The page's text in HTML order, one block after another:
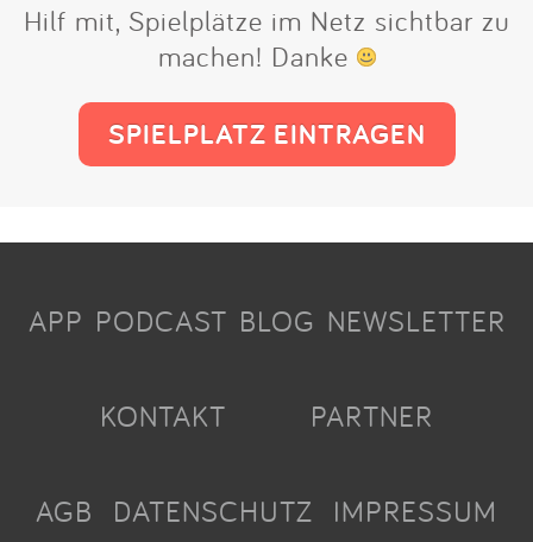
Hilf mit, Spielplätze im Netz sichtbar zu
machen! Danke
SPIELPLATZ EINTRAGEN
APP PODCAST BLOG NEWSLETTER
KONTAKT PARTNER
AGB DATENSCHUTZ IMPRESSUM